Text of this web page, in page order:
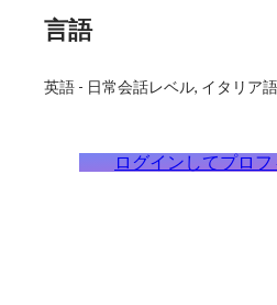
言語
英語 - 日常会話レベル イタリア語
ログインしてプロ